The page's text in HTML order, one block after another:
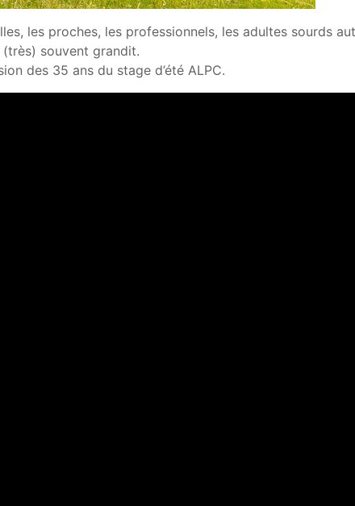
les proches, les professionnels, les adultes sourds
(très) souvent grandit.
des 35 ans du stage d’été ALPC.